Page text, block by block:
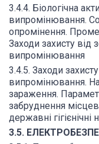
3.4.4. Біологічна
випромінювання.
опромінення.
Заходи захисту від
випромінювання
3.4.5. Заходи
випромінювання.
зараження.
забруднення
державні
3.5.